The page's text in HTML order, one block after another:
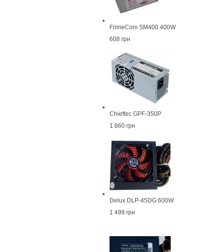
FrimeCom SM400 400W
608 грн
Chieftec GPF-350P
1 860 грн
Delux DLP-45DG 600W
1 499 грн